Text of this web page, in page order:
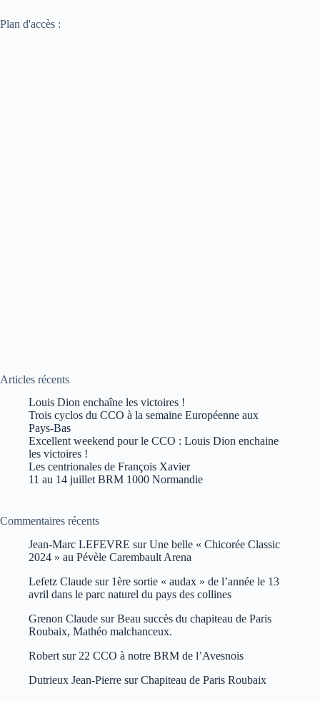
Plan d'accès :
Articles récents
Louis Dion enchaîne les victoires !
Trois cyclos du CCO à la semaine Européenne aux
Pays-Bas
Excellent weekend pour le CCO : Louis Dion enchaine
les victoires !
Les centrionales de François Xavier
11 au 14 juillet BRM 1000 Normandie
Commentaires récents
Jean-Marc LEFEVRE surUne belle « Chicorée Classic
2024 » au Pévèle Carembault Arena
Lefetz Claude sur 1ère sortie « audax » de l’année le 13
avril dans le parc naturel du pays des collines
Grenon Claude surBeau succès du chapiteau de Paris
Roubaix, Mathéo malchanceux.
Robert sur 22 CCO à notre BRM de l’Avesnois
Dutrieux Jean-Pierre surChapiteau de Paris Roubaix